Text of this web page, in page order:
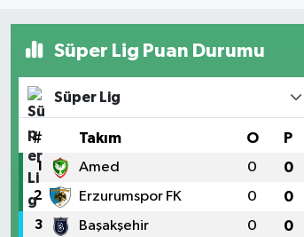
Süper Lig Puan Durumu
Süper Lig
# Takım O P
1 Amed 0 0
2 Erzurumspor FK 0 0
3 Başakşehir 0 0